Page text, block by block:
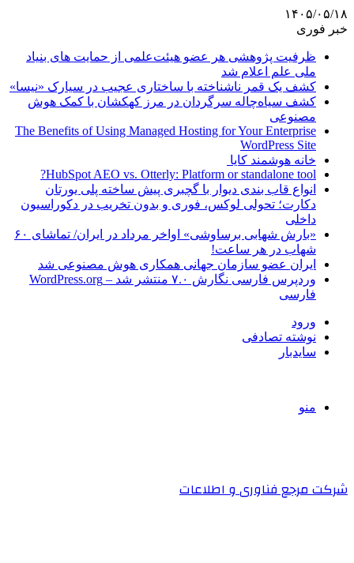
۱۴۰۵/۰۵/۱۸
خبر فوری
ظرفیت پژوهشی هر عضو هیئت‌علمی از حمایت های بنیاد
ملی علم اعلام شد
کشف یک قمر ناشناخته با ساختاری عجیب در سیارک «نیسا»
کشف سیاه‌چاله سرگردان در مرز کهکشان با کمک هوش
مصنوعی
The Benefits of Using Managed Hosting for Your Enterprise
WordPress Site
خانه هوشمند کایا
HubSpot AEO vs. Otterly: Platform or standalone tool?
انواع قاب بندی دیوار با گچبری پیش ساخته پلی یورتان
دکارت؛ تحولی لوکس، فوری و بدون تخریب در دکوراسیون
داخلی
«بارش شهابی برساوشی» اواخر مرداد در ایران/ تماشای ۶۰
شهاب در هر ساعت!
ایران عضو سازمان جهانی همکاری هوش مصنوعی شد
وردپرس فارسی نگارش ۷.۰ منتشر شد – WordPress.org
فارسی
ورود
نوشته تصادفی
سایدبار
منو
شرکت مرجع فناوری و اطلاعات